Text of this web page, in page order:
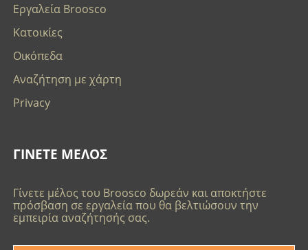
Εργαλεία Broosco
Κατοικίες
Οικόπεδα
Αναζήτηση με χάρτη
Privacy
ΓΙΝΕΤΕ ΜΕΛΟΣ
Γίνετε μέλος του Broosco δωρεάν και αποκτήστε
πρόσβαση σε εργαλεία που θα βελτιώσουν την
εμπειρία αναζήτησής σας.